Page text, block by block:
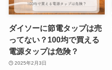
ダイソーに節電タップは売
ってない？100均で買える
電源タップは危険？
2025年2月3日